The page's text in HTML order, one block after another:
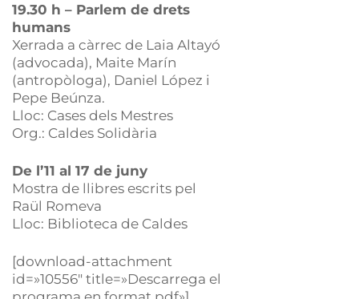
19.30 h – Parlem de drets
humans
Xerrada a càrrec de Laia Altayó
(advocada), Maite Marín
(antropòloga), Daniel López i
Pepe Beúnza.
Lloc: Cases dels Mestres
Org.: Caldes Solidària
De l’11 al 17 de juny
Mostra de llibres escrits pel
Raül Romeva
Lloc: Biblioteca de Caldes
[download-attachment
id=»10556″ title=»Descarrega el